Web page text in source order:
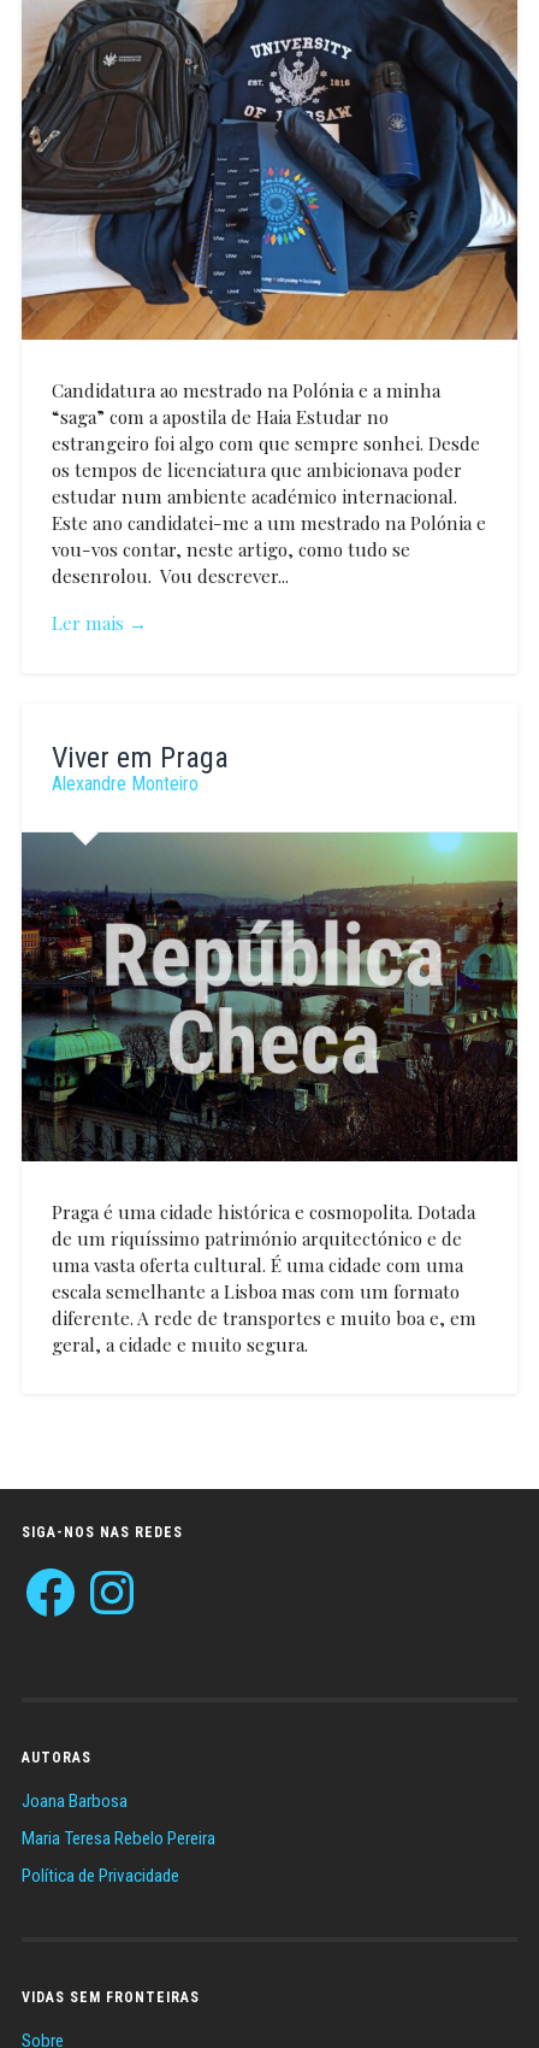
Candidatura ao mestrado na Polónia e a minha
“saga” com a apostila de Haia Estudar no
estrangeiro foi algo com que sempre sonhei. Desde
os tempos de licenciatura que ambicionava poder
estudar num ambiente académico internacional.
Este ano candidatei-me a um mestrado na Polónia e
vou-vos contar, neste artigo, como tudo se
desenrolou. Vou descrever...
Ler mais →
Monteiro
Viver em Praga
Alexandre Monteiro
Praga é uma cidade histórica e cosmopolita. Dotada
de um riquíssimo património arquitectónico e de
uma vasta oferta cultural. É uma cidade com uma
escala semelhante a Lisboa mas com um formato
diferente. A rede de transportes e muito boa e, em
geral, a cidade e muito segura.
SIGA-NOS NAS REDES
Facebook Instagram
AUTORAS
Joana Barbosa
Maria Teresa Rebelo Pereira
Política de Privacidade
VIDAS SEM FRONTEIRAS
Sobre